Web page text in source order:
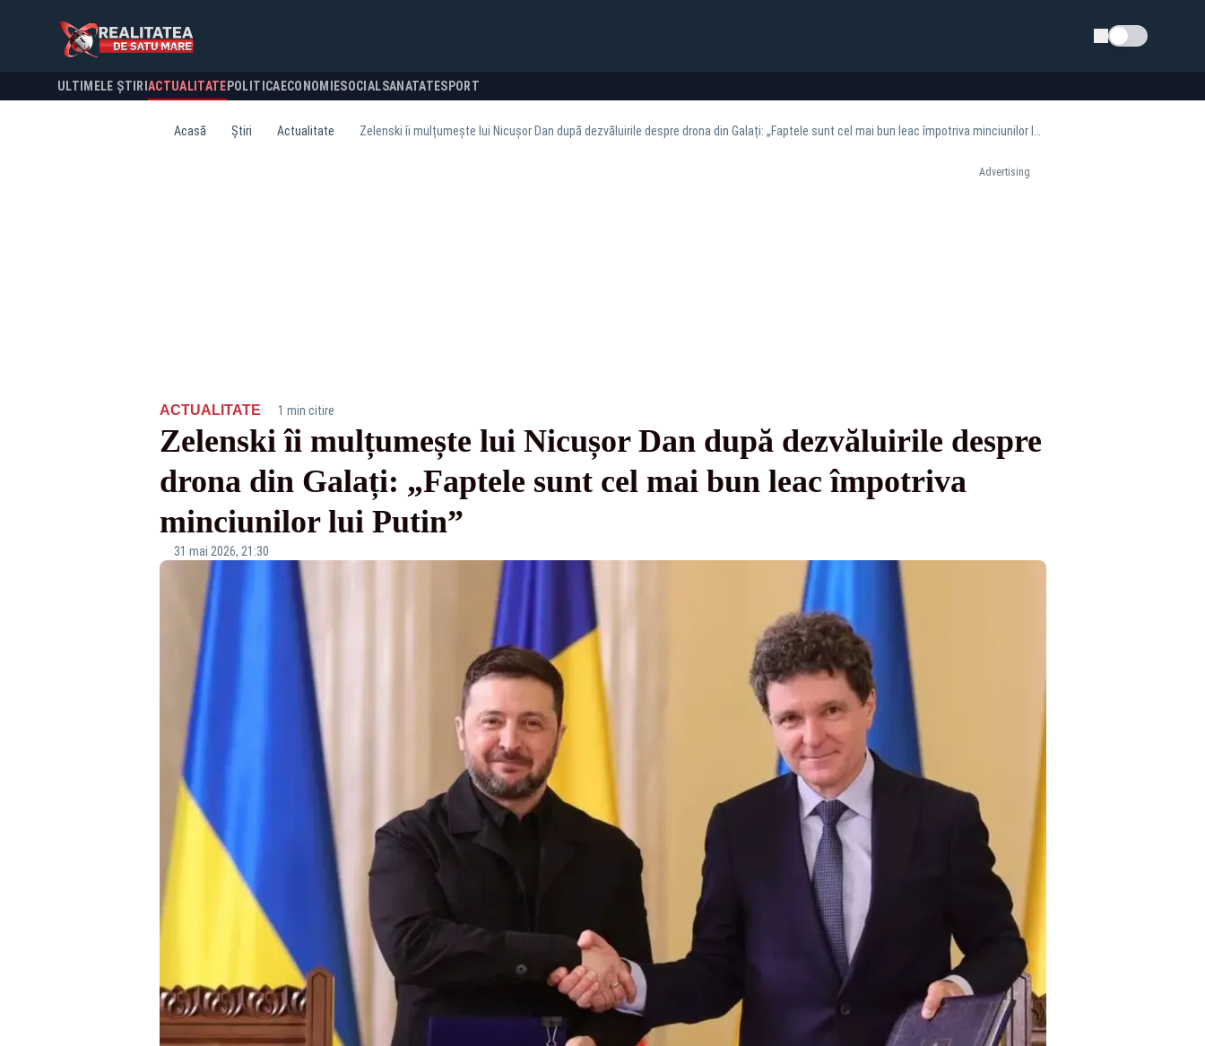
Schimba tema
ULTIMELE ȘTIRI ACTUALITATE POLITICA ECONOMIESOCIALSANATATESPORT
Acasă Știri Actualitate
Advertising
ACTUALITATE· 1 min citire
Zelenski îi mulțumește lui Nicușor Dan după dezvăluirile despre
drona din Galați: „Faptele sunt cel mai bun leac împotriva
minciunilor lui Putin”
31 mai 2026, 21:30